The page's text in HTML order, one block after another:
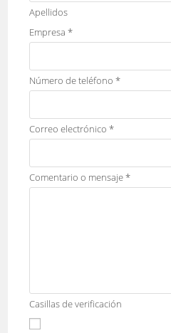
Apellidos
Empresa*
Número de teléfono*
Correo electrónico*
Comentario o mensaje*
Casillas de verificación